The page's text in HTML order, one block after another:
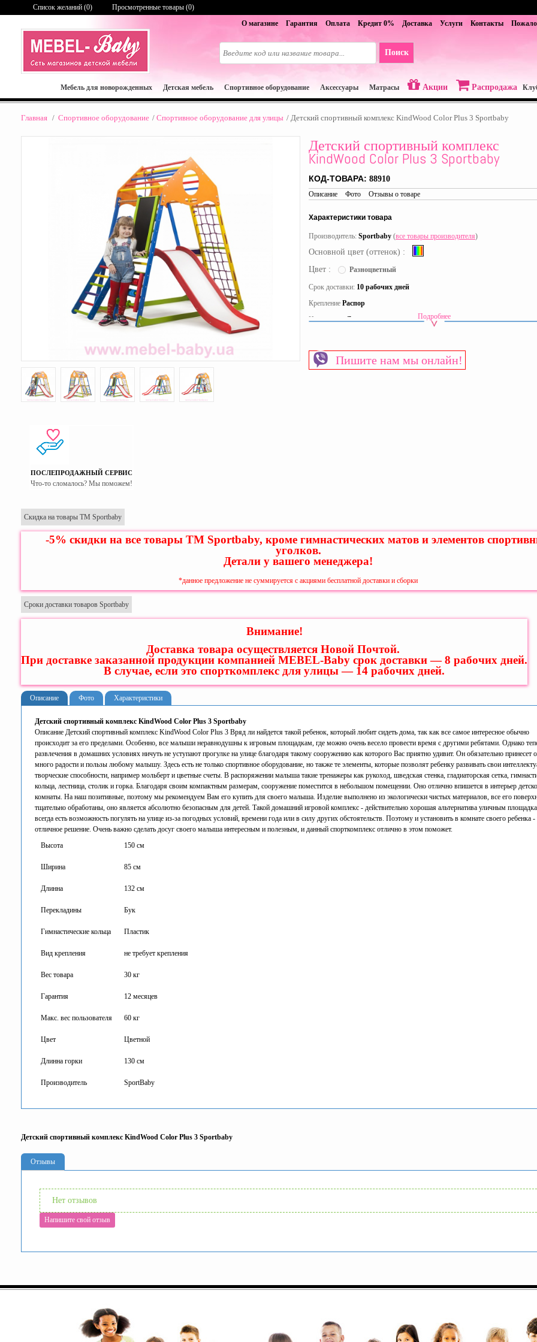
О магазине Гарантия Оплата Кредит 0% Доставка Услуги Контакты
Список желаний (0) Просмотренные товары (0)
Мебель для новорожденных Детская мебель Спортивное оборудование Аксессуары Матрасы Акции Распродажа
Главная / Спортивное оборудование / Спортивное оборудование для улицы / Детский спортивный комплекс KindWood Color Plus 3 Sportbaby
Детский спортивный комплекс
KindWood Color Plus 3 Sportbaby
КОД-ТОВАРА: 88910
Описание Фото Отзывы о товаре
Характеристики товара
Производитель: Sportbaby (все товары производителя)
Основной цвет (оттенок) :
Цвет :
Разноцветный
Срок доставки: 10 рабочих дней
Крепление Распор
Исполнение Для улицы
Страна производитель Украина
Подробнее
Пишите нам мы онлайн!
ПОСЛЕПРОДАЖНЫЙ СЕРВИС
Что-то сломалось? Мы поможем!
Скидка на товары ТМ Sportbaby
-5% скидки на все товары ТМ Sportbaby, кроме гимнастических матов и элементов
уголков.
Детали у вашего менеджера!
*данное предложение не суммируется с акциями бесплатной доставки и сборки
Сроки доставки товаров Sportbaby
Внимание!
Доставка товара осуществляется Новой Почтой.
При доставке заказанной продукции компанией MEBEL-Baby срок доставки — 8 рабочих дней.
В случае, если это спорткомплекс для улицы — 14 рабочих дней.
Описание Фото Характеристики
Детский спортивный комплекс KindWood Color Plus 3 Sportbaby
Описание Детский спортивный комплекс KindWood Color Plus 3 Вряд ли найдется такой ребенок, который любит сидеть дома, так как все самое интересное обычно
происходит за его пределами. Особенно, все малыши неравнодушны к игровым площадкам, где можно очень весело провести время с другими ребятами. Однако
развлечения в домашних условиях ничуть не уступают прогулке на улице благодаря такому сооружению как которого Вас приятно удивит. Он обязательно принесет
много радости и пользы любому малышу. Здесь есть не только спортивное оборудование, но также те элементы, которые позволят ребенку развивать свои
творческие способности, например мольберт и цветные счеты. В распоряжении малыша такие тренажеры как рукоход, шведская стенка, гладиаторская сетка,
кольца, лестница, столик и горка. Благодаря своим компактным размерам, сооружение поместится в небольшом помещении. Оно отлично впишется в интерьер
комнаты. На наш позитивные, поэтому мы рекомендуем Вам его купить для своего малыша. Изделие выполнено из экологически чистых материалов, все его
тщательно обработаны, оно является абсолютно безопасным для детей. Такой домашний игровой комплекс - действительно хорошая альтернатива уличным
всегда есть возможность погулять на улице из-за погодных условий, времени года или в силу других обстоятельств. Поэтому и установить в комнате своего ребенка -
отличное решение. Очень важно сделать досуг своего малыша интересным и полезным, и данный спорткомплекс отлично в этом поможет.
Высота
150 см
Ширина 85 см
Длинна 132 см
Перекладины Бук
Гимнастические кольца Пластик
Вид крепления не требует крепления
Вес товара 30 кг
Гарантия 12 месяцев
Макс. вес пользователя 60 кг
Цвет Цветной
Длинна горки 130 см
Производитель SportBaby
Детский спортивный комплекс KindWood Color Plus 3 Sportbaby
Отзывы
Нет отзывов
Напишите свой отзыв